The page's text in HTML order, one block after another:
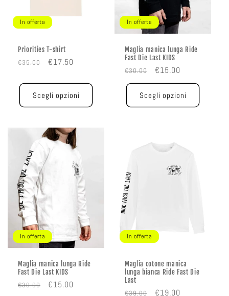
In offerta
Priorities T-shirt
Prezzo
listino
€35.00
Prezzo
€17.50
Scegli opzioni
In offerta
Maglia manica lunga Ride
Fast Die Last KIDS
Prezzo
di
listino
€30.00
Prezzo
scontato
€15.00
Scegli opzioni
In offerta
Maglia manica lunga Ride
Fast Die Last KIDS
Prezzo
€30.00
Prezzo
€15.00
In offerta
Maglia cotone manica
lunga bianca Ride Fast Die
Last
Prezzo
€39.00
Prezzo
€19.00